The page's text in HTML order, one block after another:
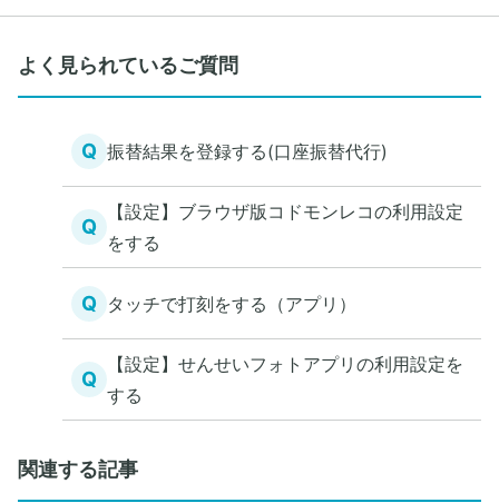
よく見られているご質問
Q 振替結果を登録する(口座振替代行)
Q
【設定】ブラウザ版コドモンレコの利用設定
をする
Q タッチで打刻をする（アプリ）
Q
【設定】せんせいフォトアプリの利用設定を
する
関連する記事